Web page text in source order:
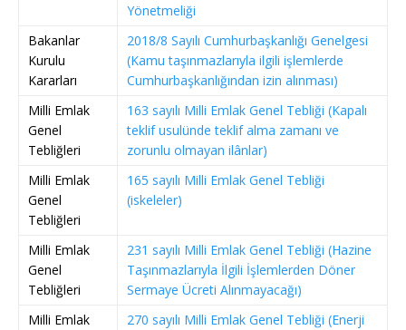
Yönetmeliği
Bakanlar
Kurulu
Kararları
2018/8 Sayılı Cumhurbaşkanlığı Genelgesi
(Kamu taşınmazlarıyla ilgili işlemlerde
Cumhurbaşkanlığından izin alınması)
Milli Emlak
Genel
Tebliğleri
163 sayılı Milli Emlak Genel Tebliği (Kapalı
teklif usulünde teklif alma zamanı ve
zorunlu olmayan ilânlar)
Milli Emlak
Genel
Tebliğleri
165 sayılı Milli Emlak Genel Tebliği
(iskeleler)
Milli Emlak
Genel
Tebliğleri
231 sayılı Milli Emlak Genel Tebliği (Hazine
Taşınmazlarıyla İlgili İşlemlerden Döner
Sermaye Ücreti Alınmayacağı)
Milli Emlak
270 sayılı Milli Emlak Genel Tebliği (Enerji